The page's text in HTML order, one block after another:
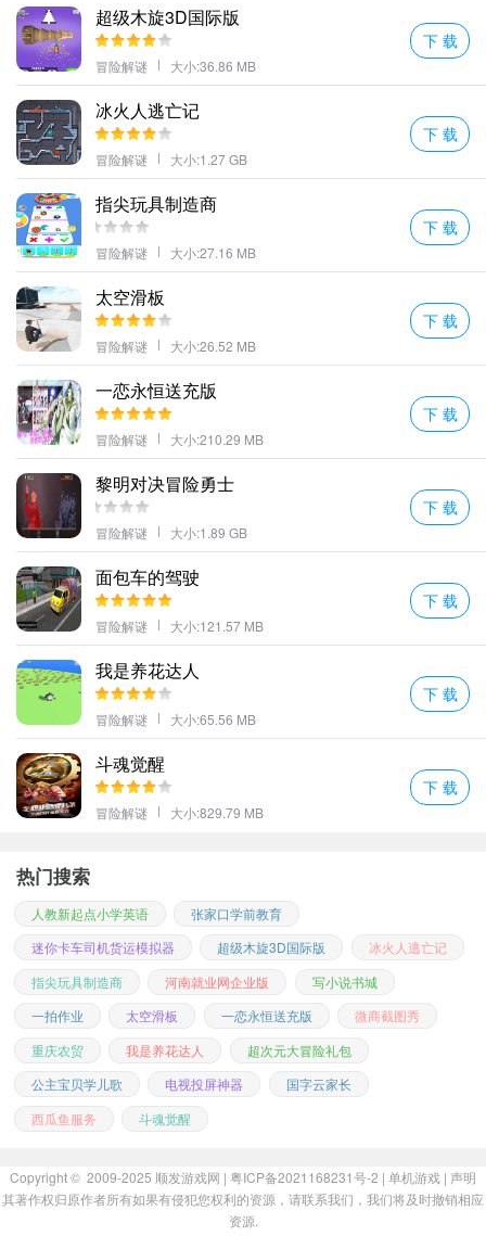
多种不同类型的场景可以进行自由地探索在神奇的大陆上展开有趣
的冒险组建自己的军团。
多种野兽战斗技能全新推出上线即可自由领取得到；
精彩有趣的故事给你身临其境的体验探索广阔的世界开始你的冒
险。
更多好玩的手游，请持续关注顺发游戏网
超级木旋3D国际版
冒险解谜 大小:36.86 MB
下 载
冰火人逃亡记
冒险解谜 大小:1.27 GB
下 载
指尖玩具制造商
冒险解谜 大小:27.16 MB
下 载
太空滑板
冒险解谜 大小:26.52 MB
下 载
一恋永恒送充版
冒险解谜 大小:210.29 MB
下 载
黎明对决冒险勇士
冒险解谜 大小:1.89 GB
下 载
面包车的驾驶
冒险解谜 大小:121.57 MB
下 载
我是养花达人
冒险解谜 大小:65.56 MB
下 载
斗魂觉醒
冒险解谜 大小:829.79 MB
下 载
热门搜索
人教新起点小学英语
张家口学前教育
迷你卡车司机货运模拟器
超级木旋3D国际版
冰火人逃亡记
指尖玩具制造商
河南就业网企业版
写小说书城
一拍作业
太空滑板 一恋永恒送充版
微商截图秀
重庆农贸
我是养花达人
超次元大冒险礼包
公主宝贝学儿歌
电视投屏神器
国字云家长
西瓜鱼服务
斗魂觉醒
Copyright © 2009-2025 顺发游戏网 | 粤ICP备2021168231号-2 | 单机游戏 | 声明
其著作权归原作者所有如果有侵犯您权利的资源，请联系我们，我们将及时撤销相应
资源.